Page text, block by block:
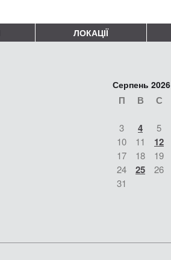
ЛОКАЦІЇ
Серпень 2026
П В С
3 4 5
10
11 12
17
18 19
24
25 26
31